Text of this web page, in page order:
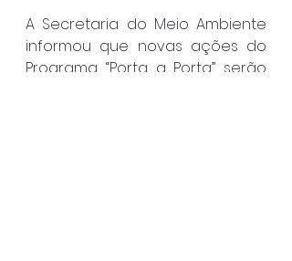
A Secretaria do Meio Ambiente
informou que novas ações do
Programa “Porta a Porta” serão